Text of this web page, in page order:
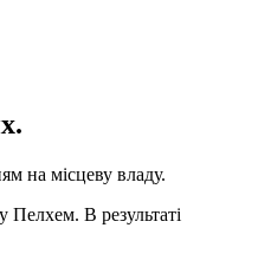
на місцеву владу.
Пелхем. В результаті